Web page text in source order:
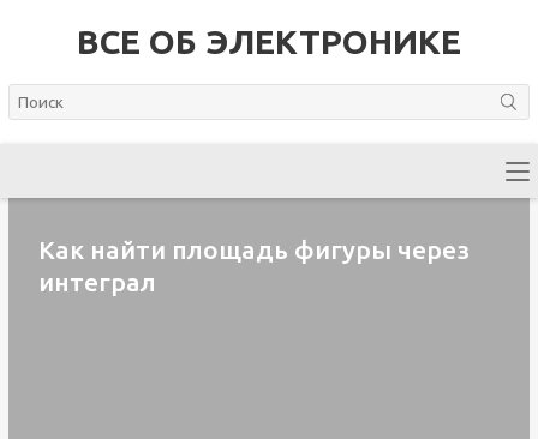
ВСЕ ОБ ЭЛЕКТРОНИКЕ
Как найти площадь фигуры через
интеграл